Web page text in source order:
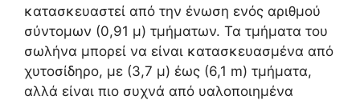
κατασκευαστεί από την ένωση ενός αριθμού
σύντομων (0,91 μ) τμήματων. Τα τμήματα του
σωλήνα μπορεί να είναι κατασκευασμένα από
χυτοσίδηρο, με (3,7 μ) έως (6,1 m) τμήματα,
αλλά είναι πιο συχνά από υαλοποιημένα